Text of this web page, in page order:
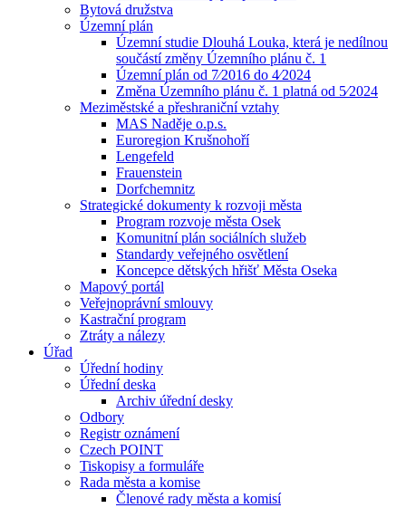
Bytová družstva
Územní plán
Územní studie Dlouhá Louka, která je nedílnou
součástí změny Územního plánu č. 1
Územní plán od 7⁄2016 do 4⁄2024
Změna Územního plánu č. 1 platná od 5⁄2024
Meziměstské a přeshraniční vztahy
MAS Naděje o.p.s.
Euroregion Krušnohoří
Lengefeld
Frauenstein
Dorfchemnitz
Strategické dokumenty k rozvoji města
Program rozvoje města Osek
Komunitní plán sociálních služeb
Standardy veřejného osvětlení
Koncepce dětských hřišť Města Oseka
Mapový portál
Veřejnoprávní smlouvy
Kastrační program
Ztráty a nálezy
Úřad
Úřední hodiny
Úřední deska
Archiv úřední desky
Odbory
Registr oznámení
Czech POINT
Tiskopisy a formuláře
Rada města a komise
Členové rady města a komisí